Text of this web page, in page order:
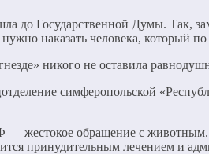
до Государственной Думы. Так,
наказать человека, который
симферопольской
— жестокое обращение с
принудительным лечением и